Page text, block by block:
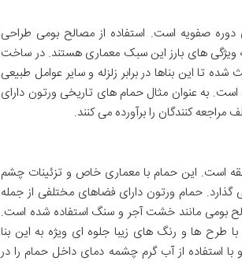
دوره صفویه است. استفاده از مصالح بومی طراحی
ویژگی های بارز این سبک معماری هستند. در ساخت
تا این بناها در برابر زلزله و سایر عوامل طبیعی
به عنوان مثال حمام های تاریخی ورتون دارای
کنندگان را برآورده می کنند.
است. این حمام با معماری خاص و تزئینات چشم
گذارد. حمام ورتون دارای فضاهای مختلفی از جمله
بومی مانند خشت آجر و سنگ استفاده شده است.
ها و رنگ های زیبا جلوه ای ویژه به این بنا
استفاده از آب گرم چشمه دمای داخل حمام را در